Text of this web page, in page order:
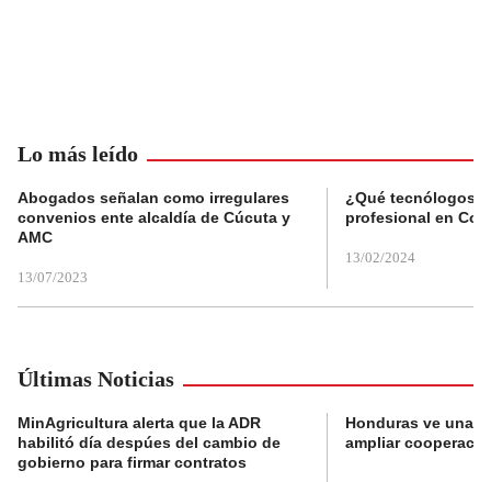
Lo más leído
Abogados señalan como irregulares
convenios ente alcaldía de Cúcuta y
AMC
13/07/2023
¿Qué tecnólogos
profesional en
13/02/2024
Últimas Noticias
MinAgricultura alerta que la ADR
habilitó día despúes del cambio de
gobierno para firmar contratos
Honduras ve una
ampliar